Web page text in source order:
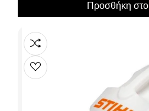
Προσθήκη στο